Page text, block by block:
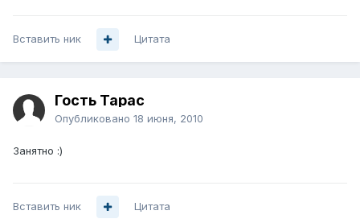
Вставить ник Цитата
Гость Тарас
Опубликовано 18 июня, 2010
Занятно :)
Вставить ник Цитата